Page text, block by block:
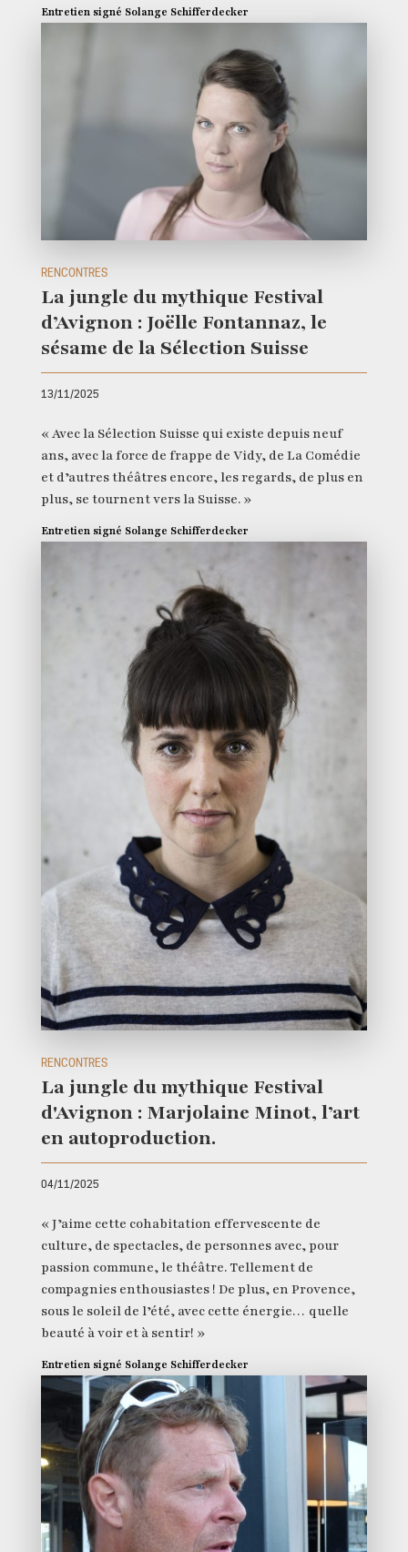
Entretien signé Solange Schifferdecker
RENCONTRES
La jungle du mythique Festival
d’Avignon : Joëlle Fontannaz, le
sésame de la Sélection Suisse
13/11/2025
« Avec la Sélection Suisse qui existe depuis neuf
ans, avec la force de frappe de Vidy, de La Comédie
et d’autres théâtres encore, les regards, de plus en
plus, se tournent vers la Suisse. »
Entretien signé Solange Schifferdecker
RENCONTRES
La jungle du mythique Festival
d'Avignon : Marjolaine Minot, l’art
en autoproduction.
04/11/2025
« J’aime cette cohabitation effervescente de
culture, de spectacles, de personnes avec, pour
passion commune, le théâtre. Tellement de
compagnies enthousiastes ! De plus, en Provence,
sous le soleil de l’été, avec cette énergie… quelle
beauté à voir et à sentir! »
Entretien signé Solange Schifferdecker